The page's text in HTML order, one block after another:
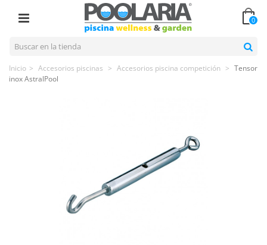
0
Inicio > Accesorios piscinas > Accesorios piscina competición > Tensor
inox AstralPool